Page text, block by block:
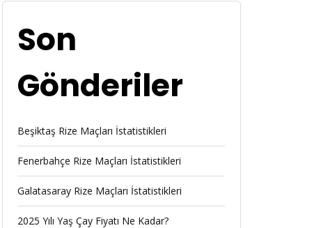
Son
Gönderiler
Beşiktaş Rize Maçları İstatistikleri
Fenerbahçe Rize Maçları İstatistikleri
Galatasaray Rize Maçları İstatistikleri
2025 Yılı Yaş Çay Fiyatı Ne Kadar?